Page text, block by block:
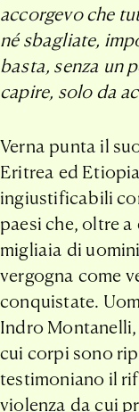
accorgevo che
né sbagliate,
basta, senza un
capire, solo da
Verna punta il
Eritrea ed
ingiustificabili
paesi che, oltre
migliaia di
vergogna come
conquistate.
Indro
cui corpi sono
testimoniano il
violenza da cui